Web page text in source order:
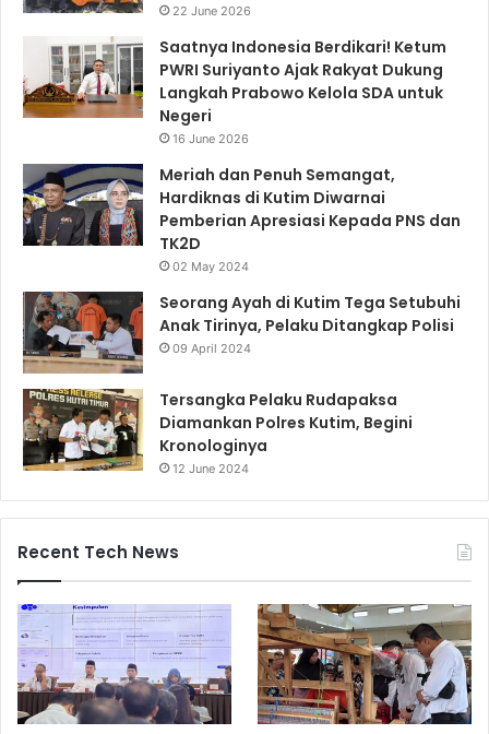
22 June 2026
Saatnya Indonesia Berdikari! Ketum
PWRI Suriyanto Ajak Rakyat Dukung
Langkah Prabowo Kelola SDA untuk
Negeri
16 June 2026
Meriah dan Penuh Semangat,
Hardiknas di Kutim Diwarnai
Pemberian Apresiasi Kepada PNS dan
TK2D
02 May 2024
Seorang Ayah di Kutim Tega Setubuhi
Anak Tirinya, Pelaku Ditangkap Polisi
09 April 2024
Tersangka Pelaku Rudapaksa
Diamankan Polres Kutim, Begini
Kronologinya
12 June 2024
Recent Tech News